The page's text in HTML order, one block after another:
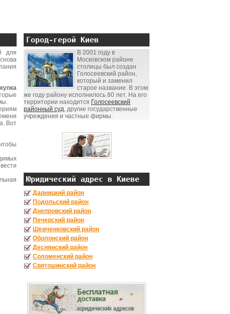
для
Вот
Город-герой Киев
В 2001 году в
Московском районе
столицы был создан
Голосеевский район,
который и заменил
старое название. В этом
же году району исполнилось 80 лет. На его
территории находится Голосеевский
районный суд, другие государственные
учреждения и частные фирмы.
Юридический адрес в Киеве
Дарницкий район
Подольский район
Днепровский район
Печерский район
Шевченковский район
Оболонский район
Деснянский район
Соломенский район
Святошинский район